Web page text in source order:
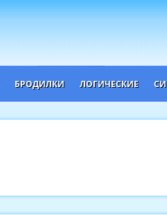
БРОДИЛКИ ЛОГИЧЕСКИЕ